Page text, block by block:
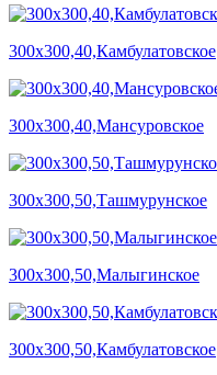
300х300,40,Камбулатовское
300х300,40,Мансуровское
300х300,50,Ташмурунское
300х300,50,Малыгинское
300х300,50,Камбулатовское